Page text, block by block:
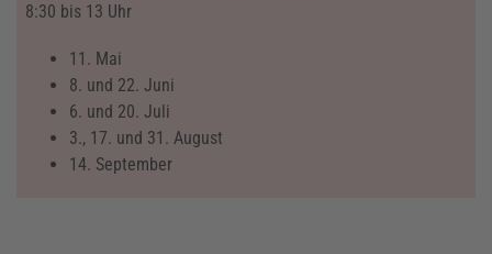
8:30 bis 13 Uhr
11. Mai
8. und 22. Juni
6. und 20. Juli
3., 17. und 31. August
14. September